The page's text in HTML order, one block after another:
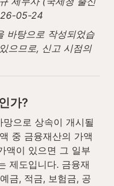
05-24
바탕으로 작성되었습
으므로, 신고 시점의
가?
으로 상속이 개시될
중 금융재산의 가액
액이 있으면 그 일부
제도입니다. 금융재
금, 적금, 보험금, 공